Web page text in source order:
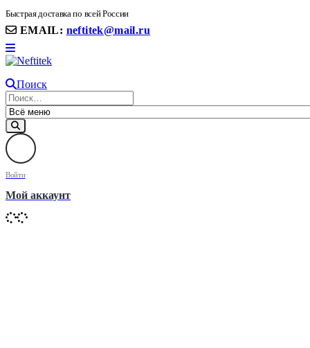
Быстрая доставка по всей России
EMAIL: neftitek@mail.ru
Поиск
Войти
Мой аккаунт
8(906) 399 11 22 | 8(905)367-58-58